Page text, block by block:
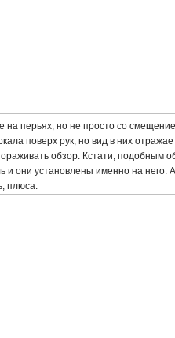
на перьях, но не просто со
поверх рук, но вид в них
обзор. Кстати, подобным
и они установлены именно на него.
плюса.